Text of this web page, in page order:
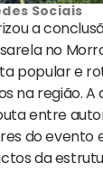
Sociais
a
no
popular e
na região. A
entre
do evento
da